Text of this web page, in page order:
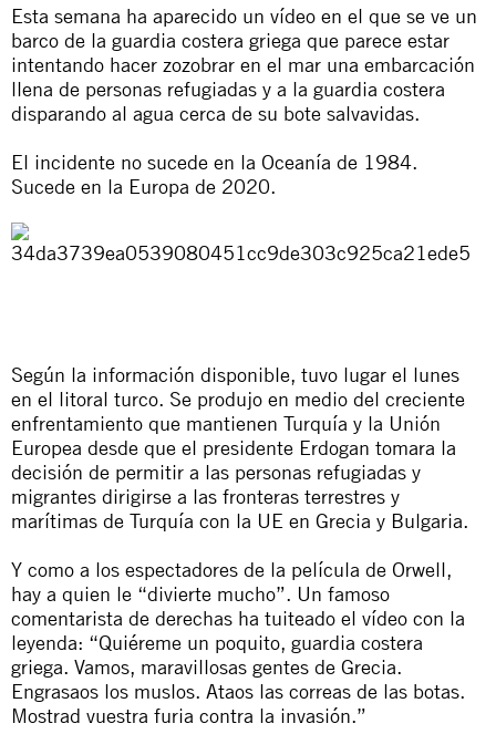
Esta semana ha aparecido un vídeo en el que se ve un
barco de la guardia costera griega que parece estar
intentando hacer zozobrar en el mar una embarcación
llena de personas refugiadas y a la guardia costera
disparando al agua cerca de su bote salvavidas.
El incidente no sucede en la Oceanía de 1984.
Sucede en la Europa de 2020.
Según la información disponible, tuvo lugar el lunes
en el litoral turco. Se produjo en medio del creciente
enfrentamiento que mantienen Turquía y la Unión
Europea desde que el presidente Erdogan tomara la
decisión de permitir a las personas refugiadas y
migrantes dirigirse a las fronteras terrestres y
marítimas de Turquía con la UE en Grecia y Bulgaria.
Y como a los espectadores de la película de Orwell,
hay a quien le “divierte mucho”. Un famoso
comentarista de derechas ha tuiteado el vídeo con la
leyenda: “Quiéreme un poquito, guardia costera
griega. Vamos, maravillosas gentes de Grecia.
Engrasaos los muslos. Ataos las correas de las botas.
Mostrad vuestra furia contra la invasión.”